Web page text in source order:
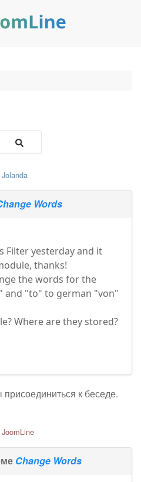
Jolanda
Words
Filter yesterday and it
thanks!
the words for the
"to" to german "von"
Where are they stored?
присоединиться к беседе.
JoomLine
Change Words